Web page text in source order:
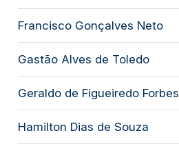
Francisco Gonçalves Neto
Gastão Alves de Toledo
Geraldo de Figueiredo Forbes
Hamilton Dias de Souza